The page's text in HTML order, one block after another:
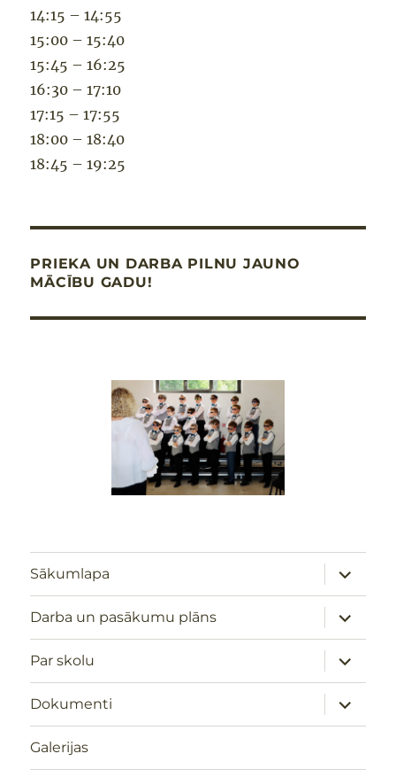
14:15 – 14:55
15:00 – 15:40
15:45 – 16:25
16:30 – 17:10
17:15 – 17:55
18:00 – 18:40
18:45 – 19:25
PRIEKA UN DARBA PILNU JAUNO
MĀCĪBU GADU!
Sākumlapa
izvērst
Darba un pasākumu plāns
izvērst
Par skolu
izvērst
Dokumenti
izvērst
Galerijas